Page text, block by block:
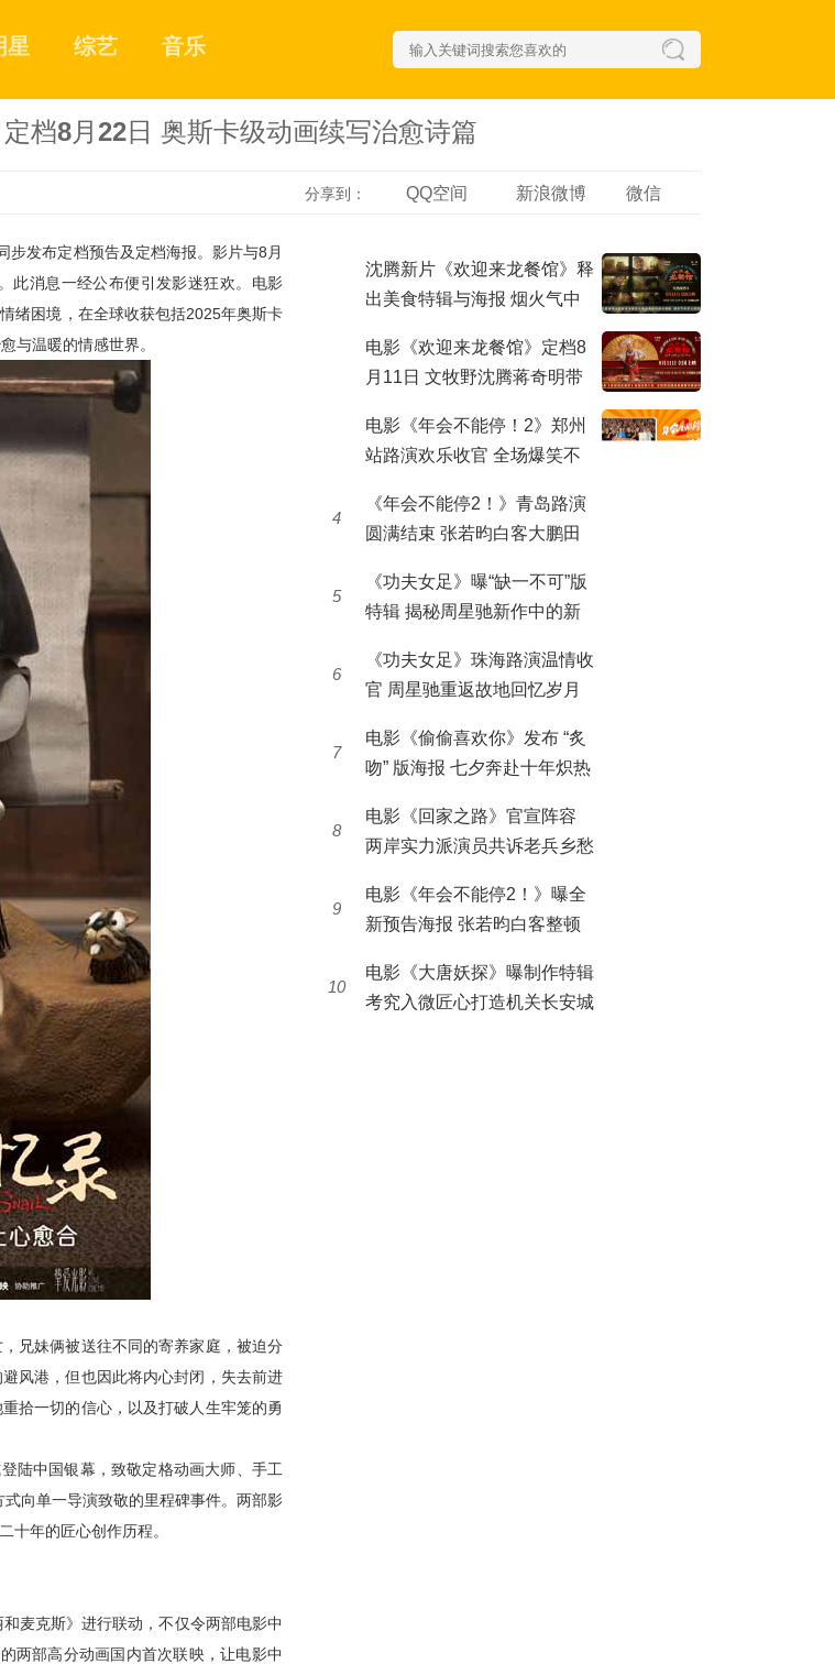
星 综艺 音乐
档8月22日 奥斯卡级动画续写治愈诗篇
微信
新浪微博
QQ空间
分享到：
步发布定档预告及定档海报。影片与8 月
此消息一经公布便引发影迷狂欢。电影
绪困境，在全球收获包括2025年奥斯卡
与温暖的情感世界。
兄妹俩被送往不同的寄养家庭，被迫分
风港，但也因此将内心封闭，失去前进
拾一切的信心，以及打破人生牢笼的勇
陆中国银幕，致敬定格动画大师、手工
向单一导演致敬的里程碑事件。两部影
十年的匠心创作历程。
麦克斯》进行联动，不仅令两部电影中
两部高分动画国内首次联映，让电影中
沈腾新片《欢迎来龙餐馆》释
出美食特辑与海报 烟火气中
电影《欢迎来龙餐馆》定档8
月11日 文牧野沈腾蒋奇明带
电影《年会不能停！2》郑州
站路演欢乐收官 全场爆笑不
4
《年会不能停2！》青岛路演
圆满结束 张若昀白客大鹏田
5
《功夫女足》曝“缺一不可”版
特辑 揭秘周星驰新作中的新
6
《功夫女足》珠海路演温情收
官 周星驰重返故地回忆岁月
7
电影《偷偷喜欢你》发布 “炙
吻” 版海报 七夕奔赴十年炽热
8
电影《回家之路》官宣阵容
两岸实力派演员共诉老兵乡愁
9
电影《年会不能停2！》曝全
新预告海报 张若昀白客整顿
10
电影《大唐妖探》曝制作特辑
考究入微匠心打造机关长安城